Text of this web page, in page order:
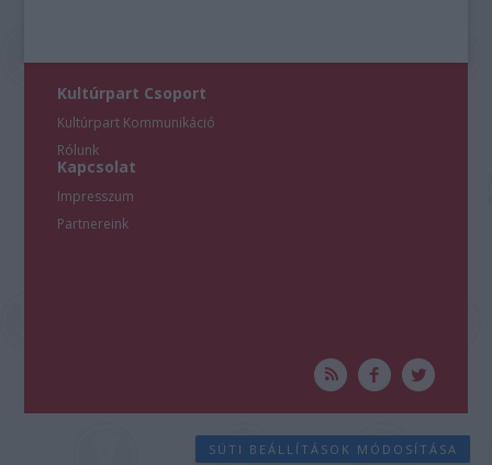
Kultúrpart Csoport
Kultúrpart Kommunikáció
Rólunk
Kapcsolat
Impresszum
Partnereink
SÜTI BEÁLLÍTÁSOK MÓDOSÍTÁSA